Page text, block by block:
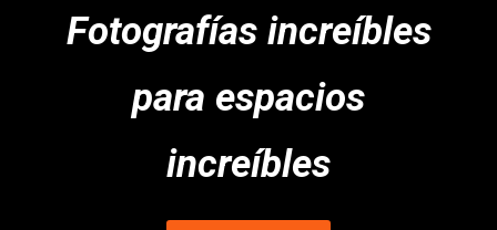
Fotografías increíbles
para espacios
increíbles